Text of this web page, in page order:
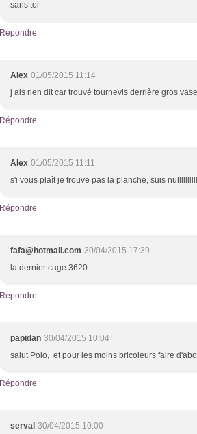
sans toi
Répondre
Alex 01/05/2015 11:14
j ais rien dit car trouvé tournevis derrière gros
Répondre
Alex 01/05/2015 11:11
s'i vous plaît je trouve pas la planche, suis
Répondre
fafa@hotmail.com 30/04/2015 17:39
la dernier cage 3620...
Répondre
papidan 30/04/2015 10:04
salut Polo, et pour les moins bricoleurs faire
Répondre
serval 30/04/2015 10:00